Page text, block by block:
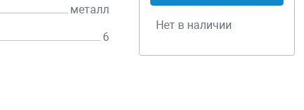
металл
6
Нет в наличии